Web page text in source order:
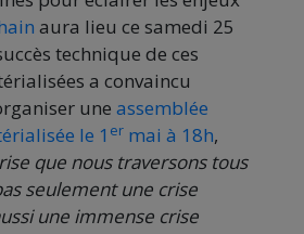
aura lieu ce samedi 25
technique de ces
a convaincu
une assemblée
le 1 er mai à 18h,
que nous traversons tous
seulement une crise
une immense crise